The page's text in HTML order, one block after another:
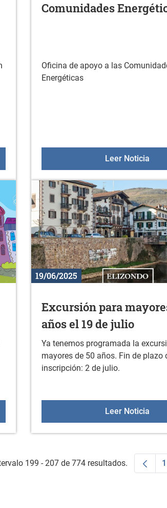
a la actividad física en julio
Comunidades
Oficina de apoyo a las
Energéticas
Leer Noticia
2025
19/06/2025
Excursión para
años el 19 de julio
Ya tenemos programada la
mayores de 50 años. Fin de plazo
inscripción: 2 de julio.
Leer Noticia
199 - 207 de 774 resultados. 1